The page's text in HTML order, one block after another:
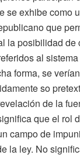
se exhibe como
que
la posibilidad de
al
forma, se
so
de la
que el rol
campo de
la ley. No